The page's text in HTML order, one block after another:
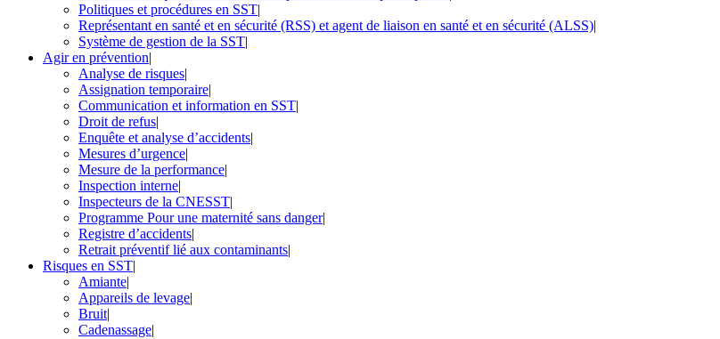
Politiques et procédures en SST|
Représentant en santé et en sécurité (RSS) et agent de liaison en santé et en sécurité (ALSS)|
Système de gestion de la SST|
Agir en prévention|
Analyse de risques|
Assignation temporaire|
Communication et information en SST|
Droit de refus|
Enquête et analyse d’accidents|
Mesures d’urgence|
Mesure de la performance|
Inspection interne|
Inspecteurs de la CNESST|
Programme Pour une maternité sans danger|
Registre d’accidents|
Retrait préventif lié aux contaminants|
Risques en SST|
Amiante|
Appareils de levage|
Bruit|
Cadenassage|